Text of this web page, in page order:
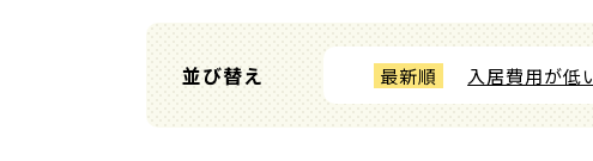
並び替え 最新順 入居費用が低